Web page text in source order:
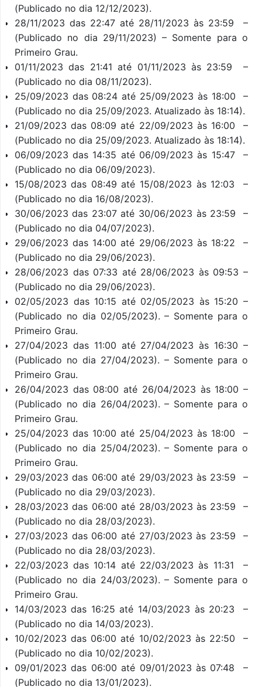
(Publicado no dia 12/12/2023).
28/11/2023 das 22:47 até 28/11/2023 às 23:59 –
(Publicado no dia 29/11/2023) – Somente para o
Primeiro Grau.
01/11/2023 das 21:41 até 01/11/2023 às 23:59 –
(Publicado no dia 08/11/2023).
25/09/2023 das 08:24 até 25/09/2023 às 18:00 –
(Publicado no dia 25/09/2023. Atualizado às 18:14).
21/09/2023 das 08:09 até 22/09/2023 às 16:00 –
(Publicado no dia 25/09/2023. Atualizado às 18:14).
06/09/2023 das 14:35 até 06/09/2023 às 15:47 –
(Publicado no dia 06/09/2023).
15/08/2023 das 08:49 até 15/08/2023 às 12:03 –
(Publicado no dia 16/08/2023).
30/06/2023 das 23:07 até 30/06/2023 às 23:59 –
(Publicado no dia 04/07/2023).
29/06/2023 das 14:00 até 29/06/2023 às 18:22 –
(Publicado no dia 29/06/2023).
28/06/2023 das 07:33 até 28/06/2023 às 09:53 –
(Publicado no dia 29/06/2023).
02/05/2023 das 10:15 até 02/05/2023 às 15:20 –
(Publicado no dia 02/05/2023). – Somente para o
Primeiro Grau.
27/04/2023 das 11:00 até 27/04/2023 às 16:30 –
(Publicado no dia 27/04/2023). – Somente para o
Primeiro Grau.
26/04/2023 das 08:00 até 26/04/2023 às 18:00 –
(Publicado no dia 26/04/2023). – Somente para o
Primeiro Grau.
25/04/2023 das 10:00 até 25/04/2023 às 18:00 –
(Publicado no dia 25/04/2023). – Somente para o
Primeiro Grau.
29/03/2023 das 06:00 até 29/03/2023 às 23:59 –
(Publicado no dia 29/03/2023).
28/03/2023 das 06:00 até 28/03/2023 às 23:59 –
(Publicado no dia 28/03/2023).
27/03/2023 das 06:00 até 27/03/2023 às 23:59 –
(Publicado no dia 28/03/2023).
22/03/2023 das 10:14 até 22/03/2023 às 11:31 –
(Publicado no dia 24/03/2023). – Somente para o
Primeiro Grau.
14/03/2023 das 16:25 até 14/03/2023 às 20:23 –
(Publicado no dia 14/03/2023).
10/02/2023 das 06:00 até 10/02/2023 às 22:50 –
(Publicado no dia 10/02/2023).
09/01/2023 das 06:00 até 09/01/2023 às 07:48 –
(Publicado no dia 13/01/2023).